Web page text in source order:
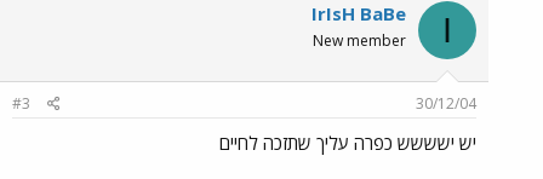
I
IrIsH BaBe
New member
30/12/04
#3
יש ישששש כפרה עליך שתזכה לחיים